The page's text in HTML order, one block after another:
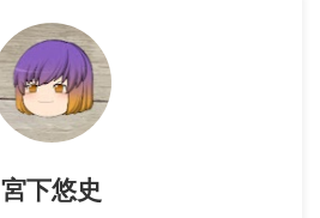
宮下悠史